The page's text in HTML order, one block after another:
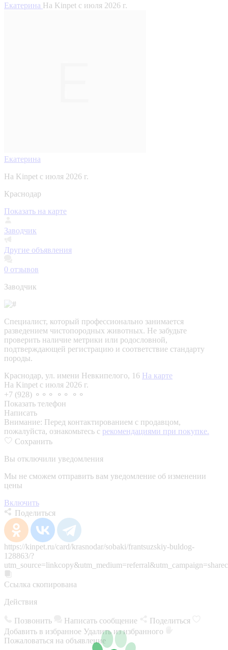
Екатерина На Kinpet c июля 2026 г.
Екатерина
На Kinpet c июля 2026 г.
Краснодар
Показать на карте
Заводчик
Другие объявления
0 отзывов
Заводчик
Специалист, который профессионально занимается
разведением чистопородных животных. Не забудьте
проверить наличие метрики или родословной,
подтверждающей регистрацию и соответствие стандарту
породы.
Краснодар, ул. имени Невкипелого, 16 На карте
На Kinpet c июля 2026 г.
+7 (928) ⚬⚬⚬ ⚬⚬ ⚬⚬
Показать телефон
Написать
Внимание: Перед контактированием с продавцом,
пожалуйста, ознакомьтесь с рекомендациями при покупке.
Сохранить
Вы отключили уведомления
Мы не сможем отправить вам уведомление об изменении
цены
Включить
Поделиться
https://kinpet.ru/card/krasnodar/sobaki/frantsuzskiy-buldog-
128863/?
Ссылка скопирована
Действия
Позвонить Написать сообщение
Поделиться
Добавить в избранное Удалить из избранного
Пожаловаться на объявление